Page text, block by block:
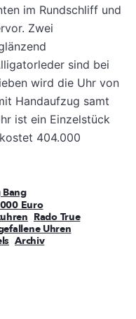
im Rundschliff und
Zwei
sind bei
wird die Uhr von
Handaufzug samt
ist ein Einzelstück
404.000
Euro
Rado True
Uhren
Archiv